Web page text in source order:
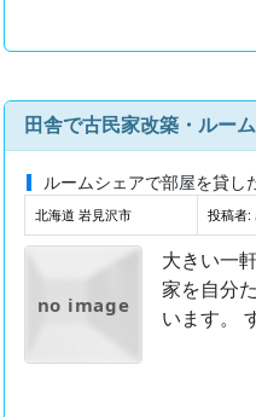
田舎で古民家改築・ルー
ルームシェアで部屋を貸し
北海道 岩見沢市 投稿者:
no image
大きい一
家を自分
います。